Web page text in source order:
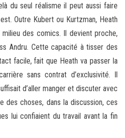
du seul réalisme il peut aussi faire
Outre Kubert ou Kurtzman, Heath
des comics. Il devient proche,
Andru. Cette capacité à tisser des
facile, fait que Heath va passer la
sans contrat d’exclusivité. Il
d’aller manger et discuter avec
des choses, dans la discussion, ces
lui confiaient du travail avant la fin